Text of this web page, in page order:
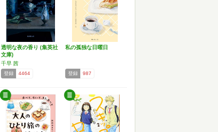
透明な夜の香り (集英社
文庫)
千早 茜
登録 4464
私の孤独な日曜日
登録 987